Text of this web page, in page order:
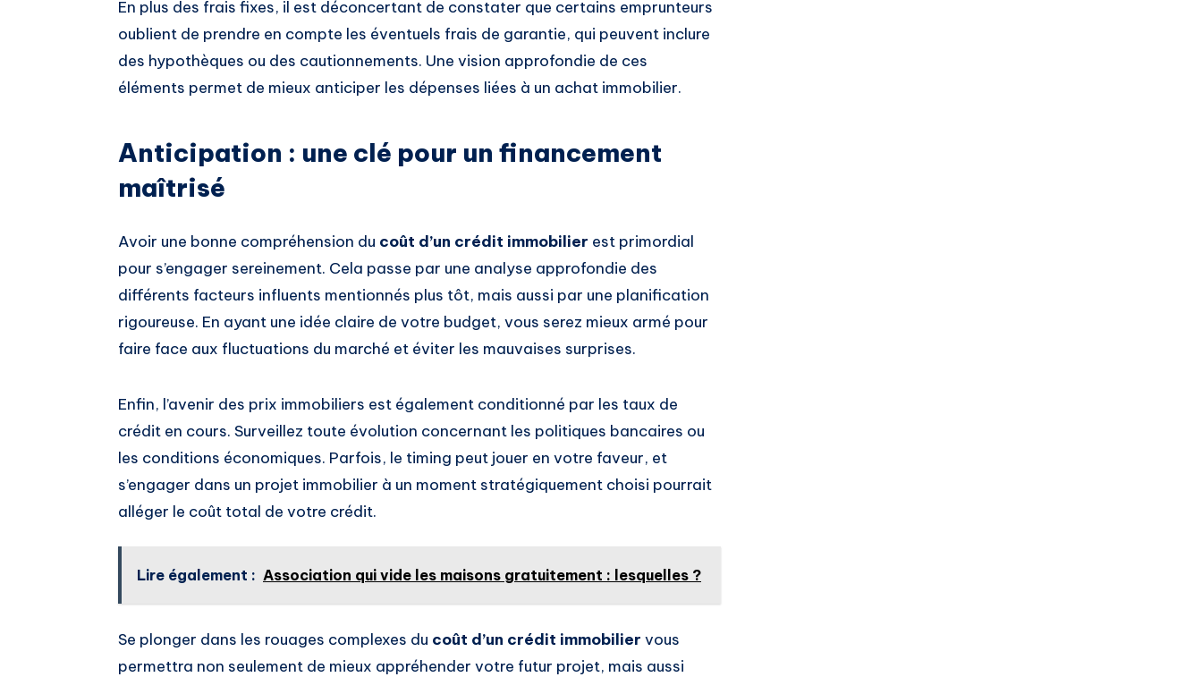
En plus des frais fixes, il est déconcertant de constater que certains emprunteurs
oublient de prendre en compte les éventuels frais de garantie, qui peuvent inclure
des hypothèques ou des cautionnements. Une vision approfondie de ces
éléments permet de mieux anticiper les dépenses liées à un achat immobilier.
Anticipation : une clé pour un financement
maîtrisé
Avoir une bonne compréhension du coût d’un crédit immobilier est primordial
pour s’engager sereinement. Cela passe par une analyse approfondie des
différents facteurs influents mentionnés plus tôt, mais aussi par une planification
rigoureuse. En ayant une idée claire de votre budget, vous serez mieux armé pour
faire face aux fluctuations du marché et éviter les mauvaises surprises.
Enfin, l’avenir des prix immobiliers est également conditionné par les taux de
crédit en cours. Surveillez toute évolution concernant les politiques bancaires ou
les conditions économiques. Parfois, le timing peut jouer en votre faveur, et
s’engager dans un projet immobilier à un moment stratégiquement choisi pourrait
alléger le coût total de votre crédit.
Lire également : Association qui vide les maisons gratuitement : lesquelles ?
Se plonger dans les rouages complexes du coût d’un crédit immobilier vous
permettra non seulement de mieux appréhender votre futur projet, mais aussi